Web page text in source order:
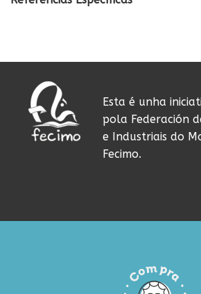
Esta é unha
pola Federación
e Industriais do
Fecimo.